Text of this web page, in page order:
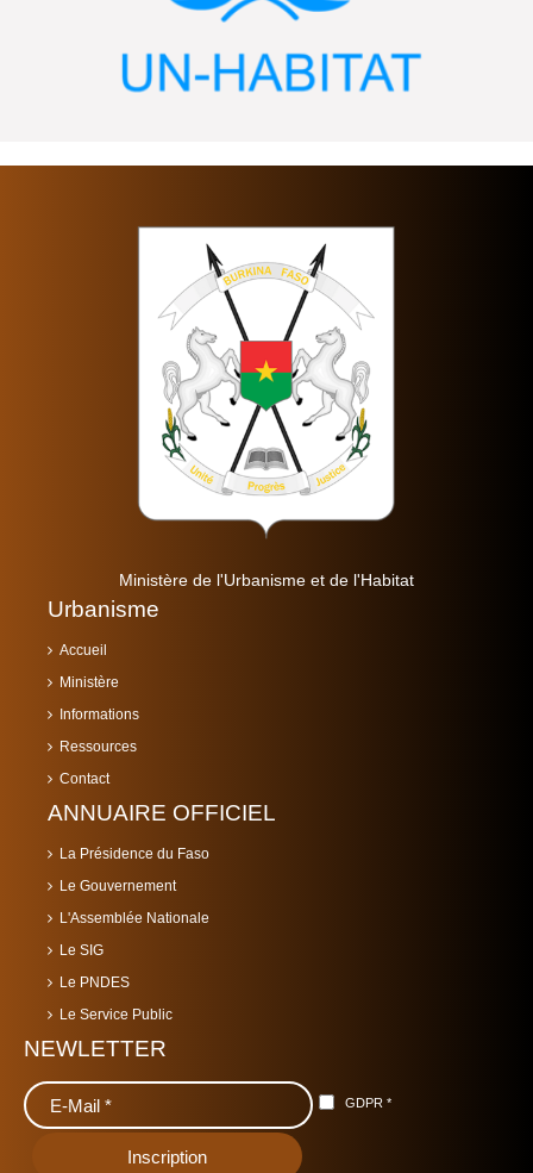
Ministère de l'Urbanisme et de l'Habitat
Urbanisme
Accueil
Ministère
Informations
Ressources
Contact
ANNUAIRE OFFICIEL
La Présidence du Faso
Le Gouvernement
L'Assemblée Nationale
Le SIG
Le PNDES
Le Service Public
NEWLETTER
GDPR *